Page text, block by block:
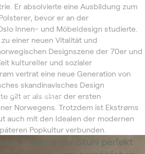
Er absolvierte eine Ausbildung zum
bevor er an der
Innen- und Möbeldesign studierte.
einer neuen Vitalität und
Designszene der 70er und
kultureller und sozialer
vertrat eine neue Generation von
skandinavisches Design
gilt er als einer der ersten
Norwegens. Trotzdem ist Ekstrøms
auch mit den Idealen der modernen
Popkultur verbunden.
Stangbye
damit der Stuhl perfekt